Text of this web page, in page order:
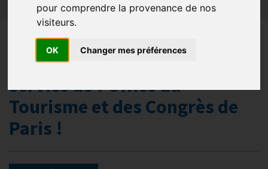
pour comprendre la provenance de nos
visiteurs.
OK Changer mes préférences
Partenaires
Contact adhésion
La Conciergerie officielle de
Paris : découvrez le nouveau
service de l’Office du
Tourisme et des Congrès de
Paris !